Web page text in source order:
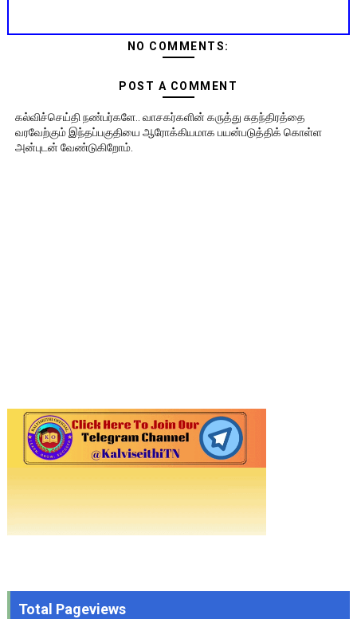
NO COMMENTS:
POST A COMMENT
கல்விச்செய்தி நண்பர்களே.. வாசகர்களின் கருத்து சுதந்திரத்தை
வரவேற்கும் இந்தப்பகுதியை ஆரோக்கியமாக பயன்படுத்திக் கொள்ள
அன்புடன் வேண்டுகிறோம்.
Total Pageviews